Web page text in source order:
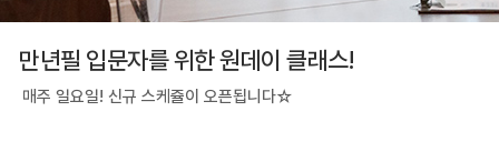
만년필 입문자를 위한 원데이 클래스!
매주 일요일! 신규 스케쥴이 오픈됩니다☆